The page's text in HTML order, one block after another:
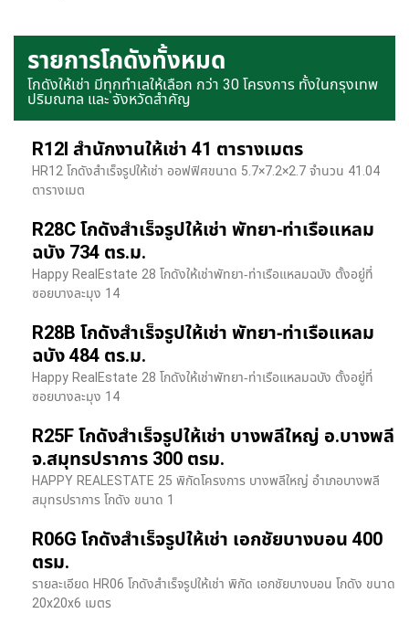
รายการโกดังทั้งหมด
โกดังให้เช่า มีทุกทำเลให้เลือก กว่า 30 โครงการ ทั้งในกรุงเทพ
ปริมณฑล และ จังหวัดสำคัญ
R12I สำนักงานให้เช่า 41 ตารางเมตร
HR12 โกดังสำเร็จรูปให้เช่า ออฟฟิศขนาด 5.7×7.2×2.7 จำนวน 41.04
ตารางเมต
R28C โกดังสำเร็จรูปให้เช่า พัทยา-ท่าเรือแหลม
ฉบัง 734 ตร.ม.
Happy RealEstate 28 โกดังให้เช่าพัทยา-ท่าเรือแหลมฉบัง ตั้งอยู่ที่
ซอยบางละมุง 14
R28B โกดังสำเร็จรูปให้เช่า พัทยา-ท่าเรือแหลม
ฉบัง 484 ตร.ม.
Happy RealEstate 28 โกดังให้เช่าพัทยา-ท่าเรือแหลมฉบัง ตั้งอยู่ที่
ซอยบางละมุง 14
R25F โกดังสำเร็จรูปให้เช่า บางพลีใหญ่ อ.บางพลี
จ.สมุทรปราการ 300 ตรม.
HAPPY REALESTATE 25 พิกัดโครงการ บางพลีใหญ่ อำเภอบางพลี
สมุทรปราการ โกดัง ขนาด 1
R06G โกดังสำเร็จรูปให้เช่า เอกชัยบางบอน 400
ตรม.
รายละเอียด HR06 โกดังสำเร็จรูปให้เช่า พิกัด เอกชัยบางบอน โกดัง ขนาด
20x20x6 เมตร